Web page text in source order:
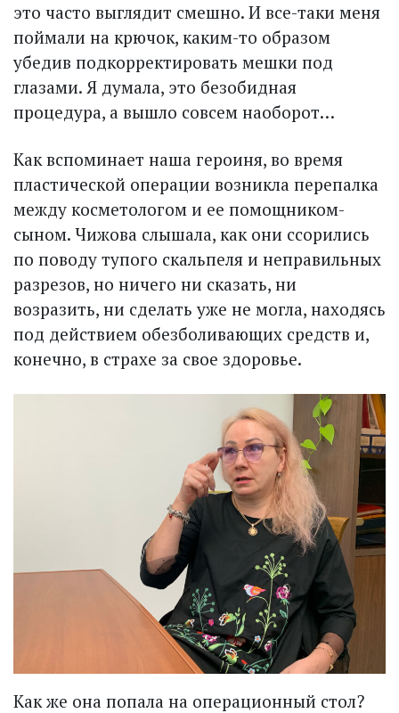
это часто выглядит смешно. И все-таки меня
поймали на крючок, каким-то образом
убедив подкорректировать мешки под
глазами. Я думала, это безобидная
процедура, а вы­шло совсем наоборот…
Как вспоминает наша героиня, во время
пластической операции возникла перепалка
между косметологом и ее помощником-
сыном. Чижова слышала, как они ссорились
по поводу тупого скальпеля и неправильных
разрезов, но ничего ни сказать, ни
возразить, ни сделать уже не могла, находясь
под действием обезболивающих средств и,
конечно, в страхе за свое здоровье.
Как же она попала на операционный стол?